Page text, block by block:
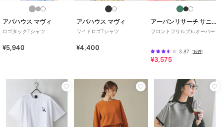
アバハウス マヴィ
ロゴタックTシャツ
¥5,940
アバハウス マヴィ
ワイドロゴTシャツ
¥4,400
アーバンリサーチ サニーレーベル
フロントフリルプルオーバー
3.87 （16件）
¥3,575